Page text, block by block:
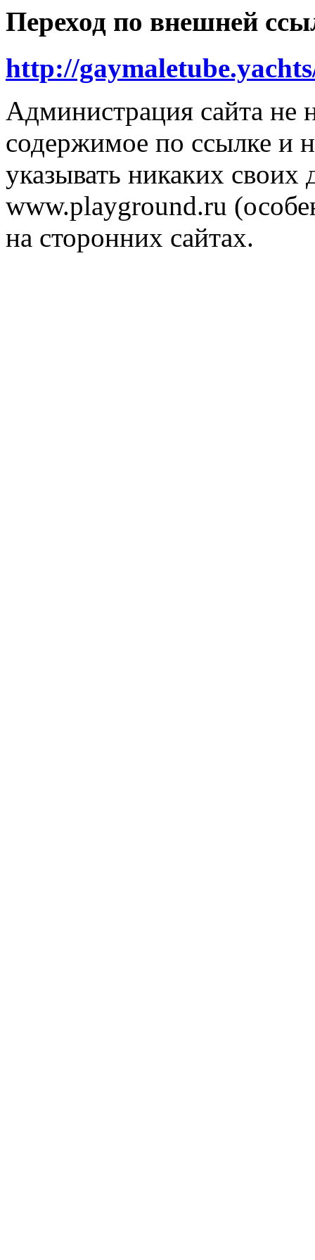
Переход по внешней
http://
Администрация сайта не
содержимое по ссылке и
указывать никаких
www.playground.ru
на сторонних сайтах.